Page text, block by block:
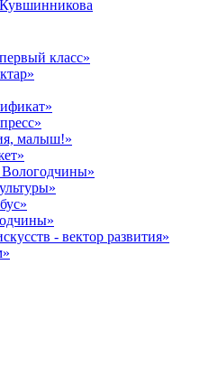
класс»
малыш!»
- вектор развития»